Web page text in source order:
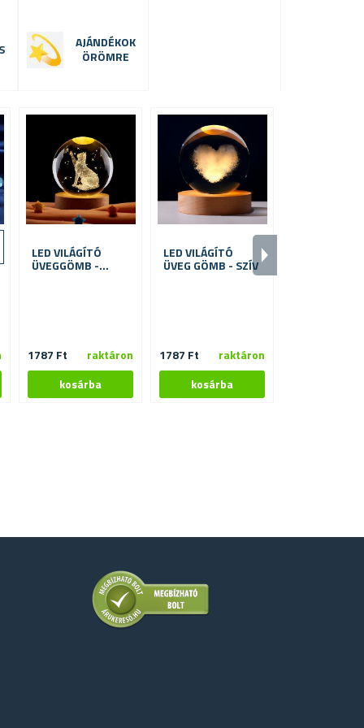
AJÁNDÉKOK
ÖRÖMRE
LED VILÁGÍTÓ
ÜVEGGÖMB -
1787 Ft raktáron
LED VILÁGÍTÓ
ÜVEG GÖMB - SZÍV
1787 Ft raktáron